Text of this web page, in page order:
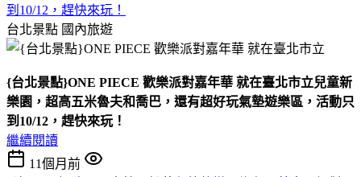
到10/12，趕快來玩！
台北景點 國內旅遊
{台北景點}ONE PIECE 歡樂派對嘉年華 就在臺北市立兒童新
樂園，超高五米魯夫和喬巴，還有超好玩氣墊遊樂區，活動只
到10/12，趕快來玩！
繼續閱讀
11個月前